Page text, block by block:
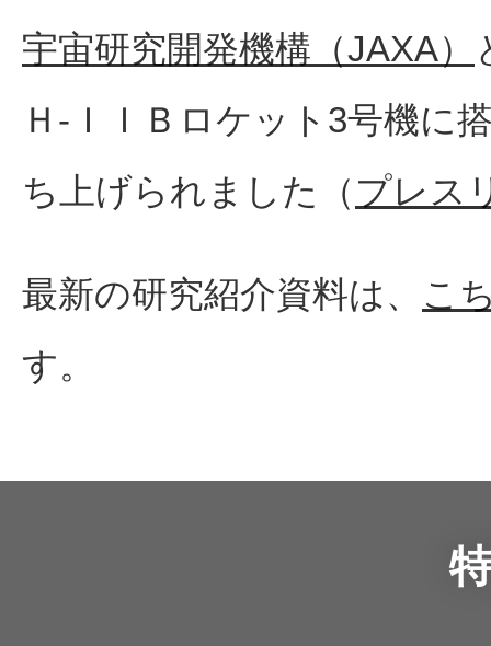
宇宙研究開発機構（JAXA）
Ｈ-ＩＩＢロケット3号機に
ち上げられました（ プレス
最新の研究紹介資料は、
こ
す。